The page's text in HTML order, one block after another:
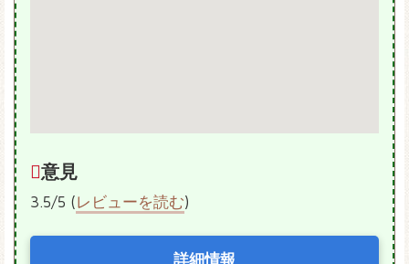
意見
3.5/5 (レビューを読む)
詳細情報